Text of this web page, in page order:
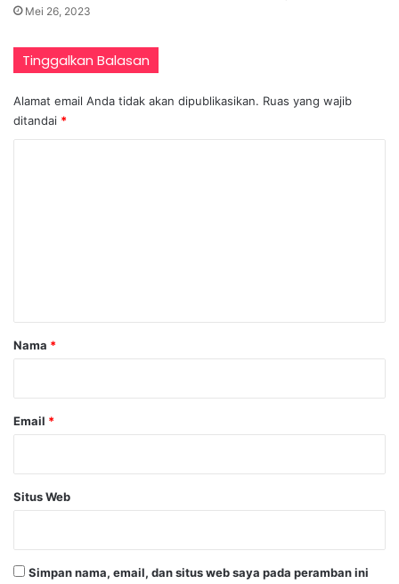
Mei 26, 2023
Tinggalkan Balasan
Alamat email Anda tidak akan dipublikasikan. Ruas yang wajib
ditandai *
rNama *
Email *
Situs Web
Simpan nama, email, dan situs web saya pada peramban ini